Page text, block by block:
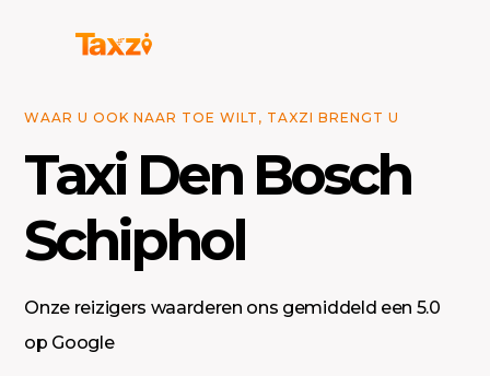
WAAR U OOK NAAR TOE WILT, TAXZI BRENGT U
Taxi Den Bosch
Schiphol
Onze reizigers waarderen ons gemiddeld een 5.0
op Google